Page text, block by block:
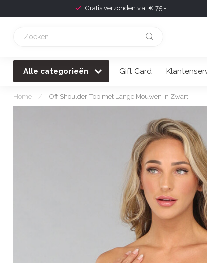
Gratis verzonden v.a. € 75,-
Alle categorieën Gift Card
Home / Off Shoulder Top met Lange Mouwen in Zwart